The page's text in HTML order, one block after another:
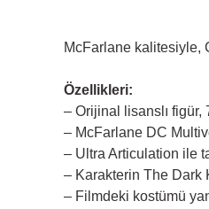
McFarlane kalitesiyle,
Özellikleri:
– Orijinal lisanslı figür,
– McFarlane DC
– Ultra Articulation ile
– Karakterin The Dark
– Filmdeki kostümü